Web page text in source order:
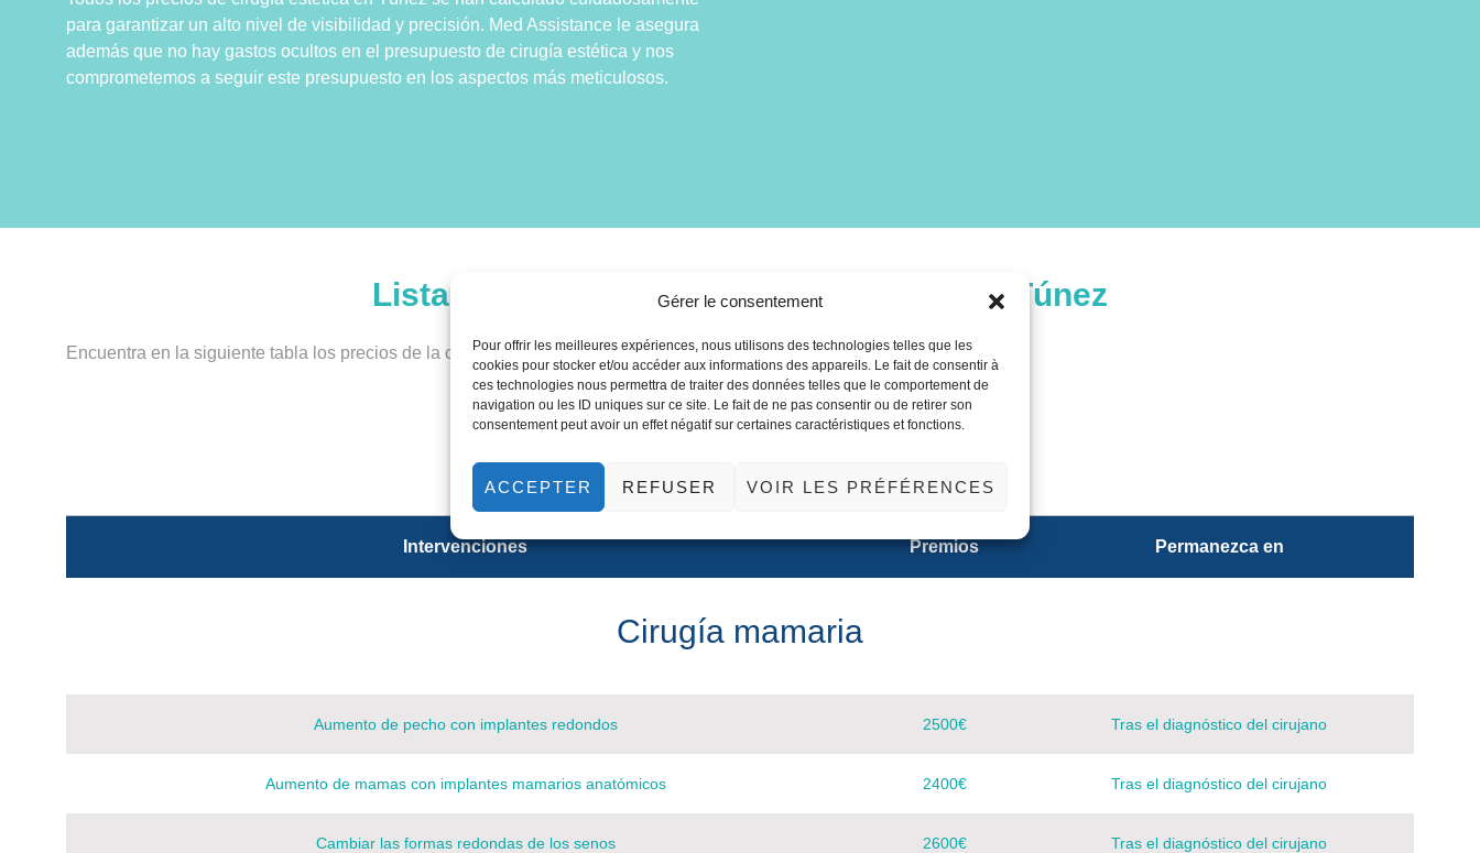
Gérer le consentement
Pour offrir les meilleures expériences, nous utilisons des technologies telles que les
cookies pour stocker et/ou accéder aux informations des appareils. Le fait de consentir à
ces technologies nous permettra de traiter des données telles que le comportement de
navigation ou les ID uniques sur ce site. Le fait de ne pas consentir ou de retirer son
consentement peut avoir un effet négatif sur certaines caractéristiques et fonctions.
ACCEPTER REFUSER VOIR LES PRÉFÉRENCES
para garantizar un alto nivel de visibilidad y precisión. Med Assistance le asegura
además que no hay gastos ocultos en el presupuesto de cirugía estética y nos
comprometemos a seguir este presupuesto en los aspectos más meticulosos.
Lista de precios de la cirugía estética en Túnez
Encuentra en la siguiente tabla los precios de la cirugía estética en Túnez fórmula todo incluido:
Intervenciones Premios Permanezca en
Cirugía mamaria
Aumento de pecho con implantes redondos 2500€ Tras el diagnóstico del cirujano
Aumento de mamas con implantes mamarios anatómicos 2400€ Tras el diagnóstico del cirujano
Cambiar las formas redondas de los senos 2600€ Tras el diagnóstico del cirujano